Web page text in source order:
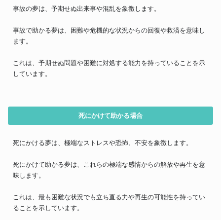
事故の夢は、予期せぬ出来事や混乱を象徴します。
事故で助かる夢は、困難や危機的な状況からの回復や救済を意味し
ます。
これは、予期せぬ問題や困難に対処する能力を持っていることを示
しています。
死にかけて助かる場合
死にかける夢は、極端なストレスや恐怖、不安を象徴します。
死にかけて助かる夢は、これらの極端な感情からの解放や再生を意
味します。
これは、最も困難な状況でも立ち直る力や再生の可能性を持ってい
ることを示しています。